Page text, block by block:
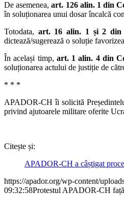
De asemenea,art. 126 alin. 1 din
în soluționarea unui dosar încalcă
Totodata, art. 16 alin. 1 și 2 din
dictează/sugerează o soluție
În același timp, art. 1 alin. 4 din
soluționarea actului de justiție de
* * *
APADOR-CH îi solicită
privind ajutoarele militare oferite
Citește și:
APADOR-CH a câștigat
https://apador.org/wp-content/
09:32:58Protestul APADOR-CH